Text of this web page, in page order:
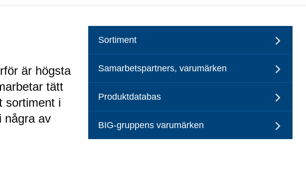
är högsta
tätt
sortiment i
några av
Sortiment
Samarbetspartners, varumärken
Produktdatabas
BIG-gruppens varumärken